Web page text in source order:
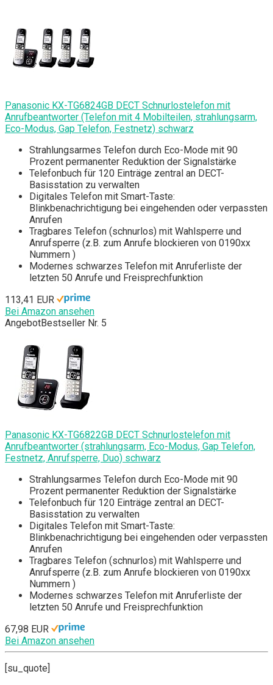
Panasonic KX-TG6824GB DECT Schnurlostelefon mit
Anrufbeantworter (Telefon mit 4 Mobilteilen, strahlungsarm,
Eco-Modus, Gap Telefon, Festnetz) schwarz
Strahlungsarmes Telefon durch Eco-Mode mit 90
Prozent permanenter Reduktion der Signalstärke
Telefonbuch für 120 Einträge zentral an DECT-
Basisstation zu verwalten
Digitales Telefon mit Smart-Taste:
Blinkbenachrichtigung bei eingehenden oder verpassten
Anrufen
Tragbares Telefon (schnurlos) mit Wahlsperre und
Anrufsperre (z.B. zum Anrufe blockieren von 0190xx
Nummern )
Modernes schwarzes Telefon mit Anruferliste der
letzten 50 Anrufe und Freisprechfunktion
113,41 EUR
Bei Amazon ansehen
AngebotBestseller Nr. 5
Panasonic KX-TG6822GB DECT Schnurlostelefon mit
Anrufbeantworter (strahlungsarm, Eco-Modus, Gap Telefon,
Festnetz, Anrufsperre, Duo) schwarz
Strahlungsarmes Telefon durch Eco-Mode mit 90
Prozent permanenter Reduktion der Signalstärke
Telefonbuch für 120 Einträge zentral an DECT-
Basisstation zu verwalten
Digitales Telefon mit Smart-Taste:
Blinkbenachrichtigung bei eingehenden oder verpassten
Anrufen
Tragbares Telefon (schnurlos) mit Wahlsperre und
Anrufsperre (z.B. zum Anrufe blockieren von 0190xx
Nummern )
Modernes schwarzes Telefon mit Anruferliste der
letzten 50 Anrufe und Freisprechfunktion
67,98 EUR
Bei Amazon ansehen
[su_quote]